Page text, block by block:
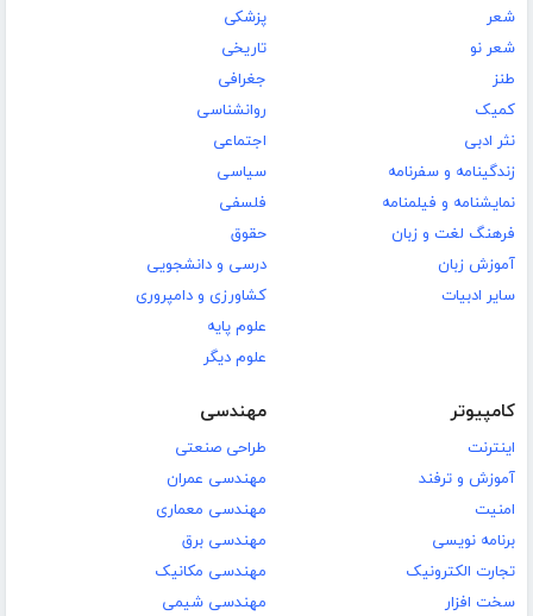
شعر
شعر نو
طنز
کمیک
نثر ادبی
زندگینامه و سفرنامه
نمایشنامه و فیلمنامه
فرهنگ لغت و زبان
آموزش زبان
سایر ادبیات
پزشکی
تاریخی
جغرافی
روانشناسی
اجتماعی
سیاسی
فلسفی
حقوق
درسی و دانشجویی
کشاورزی و دامپروری
علوم پایه
علوم دیگر
کامپیوتر
اینترنت
آموزش و ترفند
امنیت
برنامه نویسی
تجارت الکترونیک
سخت افزار
مهندسی
طراحی صنعتی
مهندسی عمران
مهندسی معماری
مهندسی برق
مهندسی مکانیک
مهندسی شیمی